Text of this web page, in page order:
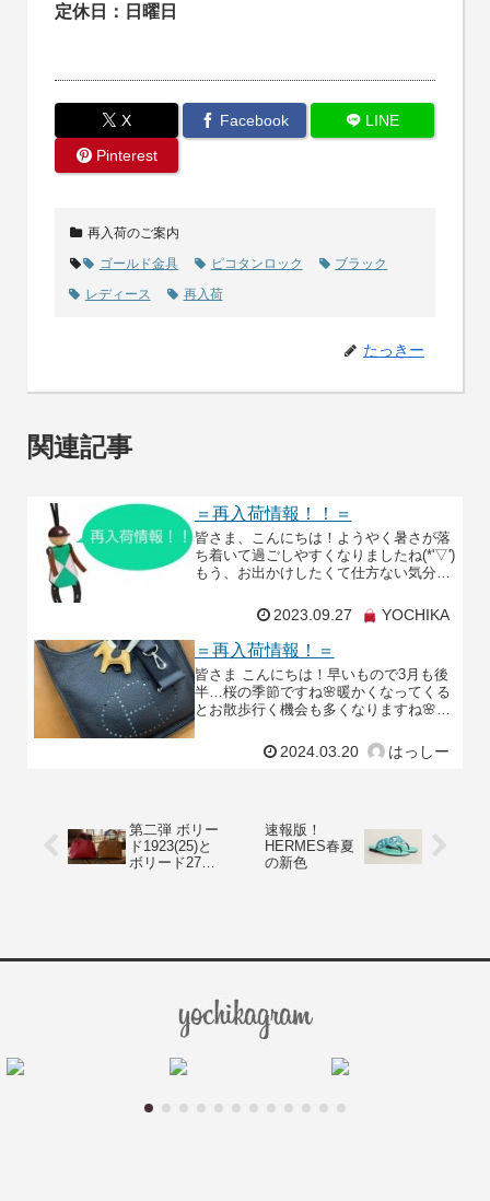
定休日：日曜日
X Facebook
LINE
Pinterest
再入荷のご案内
ゴールド金具
ピコタンロック
ブラック
レディース
再入荷
たっきー
関連記事
＝再入荷情報！！＝
皆さま、こんにちは！ようやく暑さが落
ち着いて過ごしやすくなりましたね(*'▽')
もう、お出かけしたくて仕方ない気分で
キン30 セリエ 外縫い カザック 黒 /ブル
2023.09.27 YOCHIKA
＝再入荷情報！＝
皆さま こんにちは！早いもので3月も後
半…桜の季節ですね🌸暖かくなってくる
とお散歩行く機会も多くなりますね🌸🍡
🌸お散歩には両手が空くバッグが便利だ
と思いますが荷物が増えてくる事などを
考えるとサブバッグ
2024.03.20 はっしー
第二弾 ボリー
ド1923(25)と
ボリード27の
速報版！
HERMES春夏
の新色